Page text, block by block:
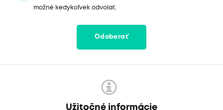
možné kedykoľvek odvolať.
Odoberať
Užitočné informácie